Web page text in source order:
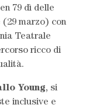
79 dì delle
marzo) con
Teatrale
ricco di
Young, si
inclusive e